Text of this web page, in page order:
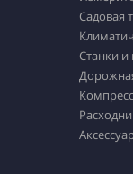
Садовая
Станки